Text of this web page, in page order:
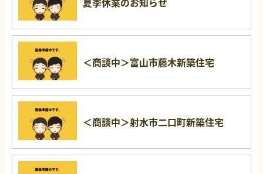
＜商談中＞富山市藤木新築住宅
＜商談中＞射水市二口町新築住宅